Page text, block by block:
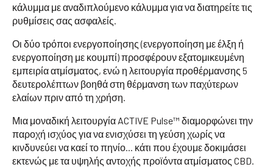
κάλυμμα με αναδιπλούμενο κάλυμμα για να διατηρείτε τις
ρυθμίσεις σας ασφαλείς.
Οι δύο τρόποι ενεργοποίησης (ενεργοποίηση με έλξη ή
ενεργοποίηση με κουμπί) προσφέρουν εξατομικευμένη
εμπειρία ατμίσματος, ενώ η λειτουργία προθέρμανσης 5
δευτερολέπτων βοηθά στη θέρμανση των παχύτερων
ελαίων πριν από τη χρήση.
Μια μοναδική λειτουργία ACTIVE Pulse™ διαμορφώνει την
παροχή ισχύος για να ενισχύσει τη γεύση χωρίς να
κινδυνεύει να καεί το πηνίο... κάτι που έχουμε δοκιμάσει
εκτενώς με τα υψηλής αντοχής προϊόντα ατμίσματος CBD.